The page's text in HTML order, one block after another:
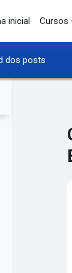
inicial
Cursos
dos posts